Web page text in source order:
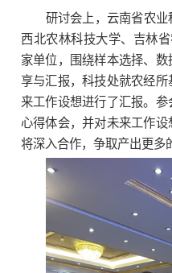
研讨会上，云南省农业
西北农林科技大学、吉林
家单位，围绕样本选择、
享与汇报，科技处就农经
来工作设想进行了汇报。
心得体会，并对未来工作
将深入合作，争取产出更多